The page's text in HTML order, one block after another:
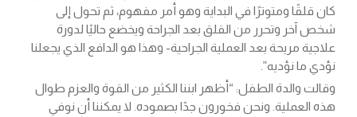
كان قلقًا ومتوترًا في البداية وهو أمر مفهوم، ثم تحول إلى
شخص آخر وتحرر من القلق بعد الجراحة ويخضع حاليًا لدورة
علاجية مريحة بعد العملية الجراحية- وهذا هو الدافع الذي يجعلنا
نؤدي ما نؤديه”.
وقالت والدة الطفل: “أظهر ابننا الكثير من القوة والعزم طوال
هذه العملية. ونحن فخورون جدًا بصموده. لا يمكننا أن نوفي